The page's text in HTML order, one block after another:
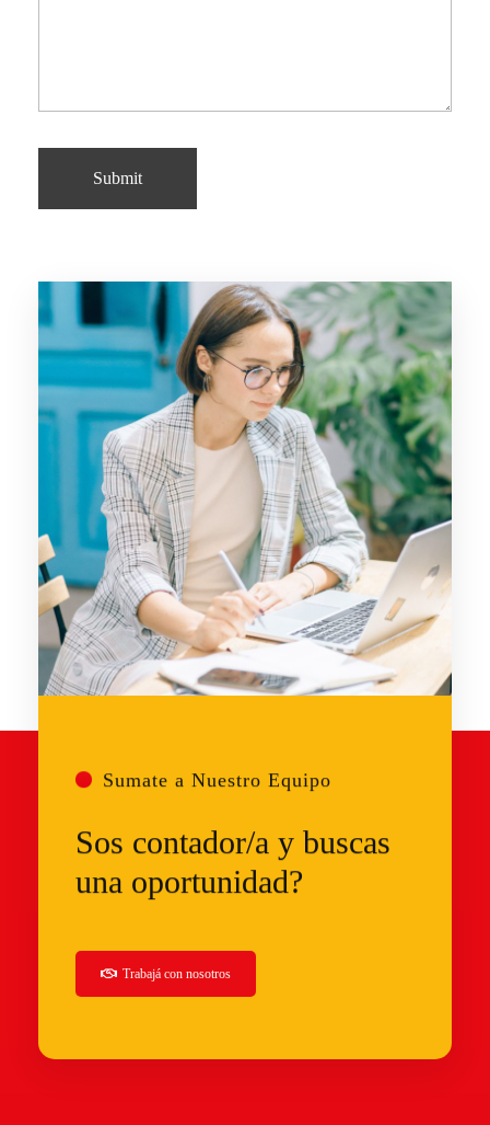
Sumate a Nuestro Equipo
Sos contador/a y buscas
una oportunidad?
Trabajácon nosotros